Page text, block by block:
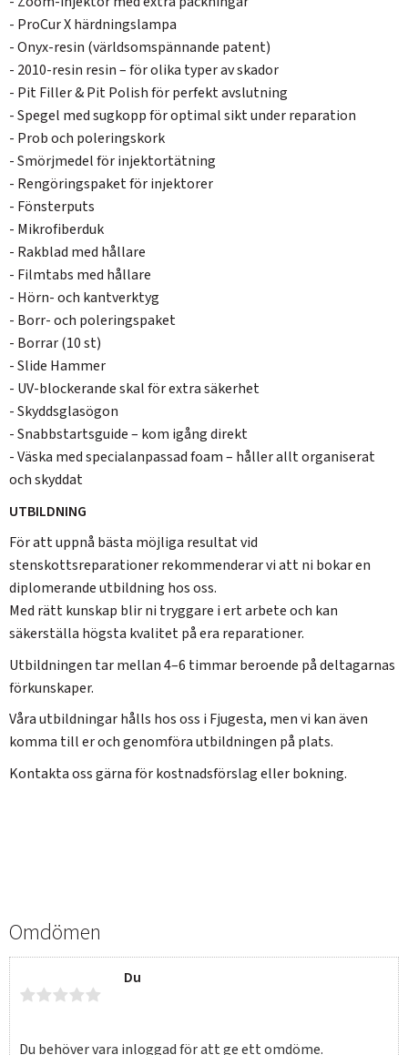
- ProCur X härdningslampa
- Onyx-resin (världsomspännande patent)
- 2010-resin resin – för olika typer av skador
- Pit Filler & Pit Polish för perfekt avslutning
- Spegel med sugkopp för optimal sikt under reparation
- Prob och poleringskork
- Smörjmedel för injektortätning
- Rengöringspaket för injektorer
- Fönsterputs
- Mikrofiberduk
- Rakblad med hållare
- Filmtabs med hållare
- Hörn- och kantverktyg
- Borr- och poleringspaket
- Borrar (10 st)
- Slide Hammer
- UV-blockerande skal för extra säkerhet
- Skyddsglasögon
- Snabbstartsguide – kom igång direkt
- Väska med specialanpassad foam – håller allt organiserat
och skyddat
UTBILDNING
För att uppnå bästa möjliga resultat vid
stenskottsreparationer rekommenderar vi att ni bokar en
diplomerande utbildning hos oss.
Med rätt kunskap blir ni tryggare i ert arbete och kan
säkerställa högsta kvalitet på era reparationer.
Utbildningen tar mellan 4–6 timmar beroende på deltagarnas
förkunskaper.
Våra utbildningar hålls hos oss i Fjugesta, men vi kan även
komma till er och genomföra utbildningen på plats.
Kontakta oss gärna för kostnadsförslag eller bokning.
Omdömen
Du